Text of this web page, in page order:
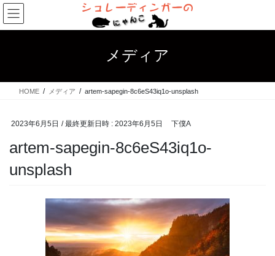
コ
ン
テ
ス
ナ
ビ
ゲ
ン
メディア
HOME メディア artem-sapegin-8c6eS43iq1o-unsplash
2023年6月5日 / 最終更新日時 : 2023年6月5日 下僕A
artem-sapegin-8c6eS43iq1o-
unsplash